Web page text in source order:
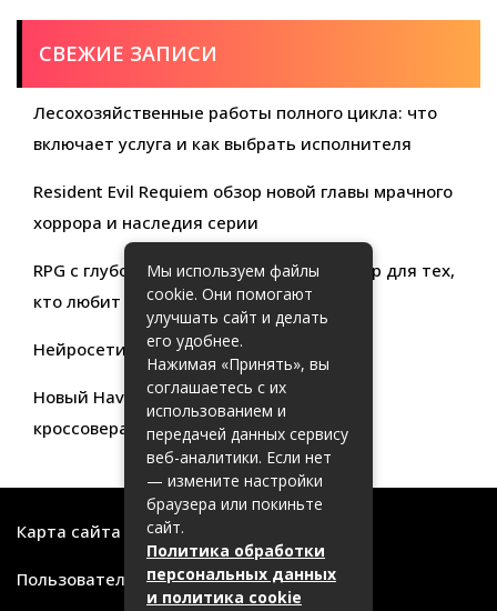
СВЕЖИЕ ЗАПИСИ
Лесохозяйственные работы полного цикла: что
включает услуга и как выбрать исполнителя
Resident Evil Requiem обзор новой главы мрачного
хоррора и наследия серии
RPG с глубокой кастомизацией обзор игр для тех,
кто любит свободу выбора
Нейросети для продуктивности
Новый Haval Jolion: обзор современного
кроссовера для активной жизни
Карта сайта
Пользовательское соглашение
Мы используем файлы
cookie. Они помогают
улучшать сайт и делать
его удобнее.
Нажимая «Принять», вы
соглашаетесь с их
использованием и
передачей данных сервису
веб-аналитики. Если нет
— измените настройки
браузера или покиньте
сайт.
Политика обработки
персональных данных
и политика cookie